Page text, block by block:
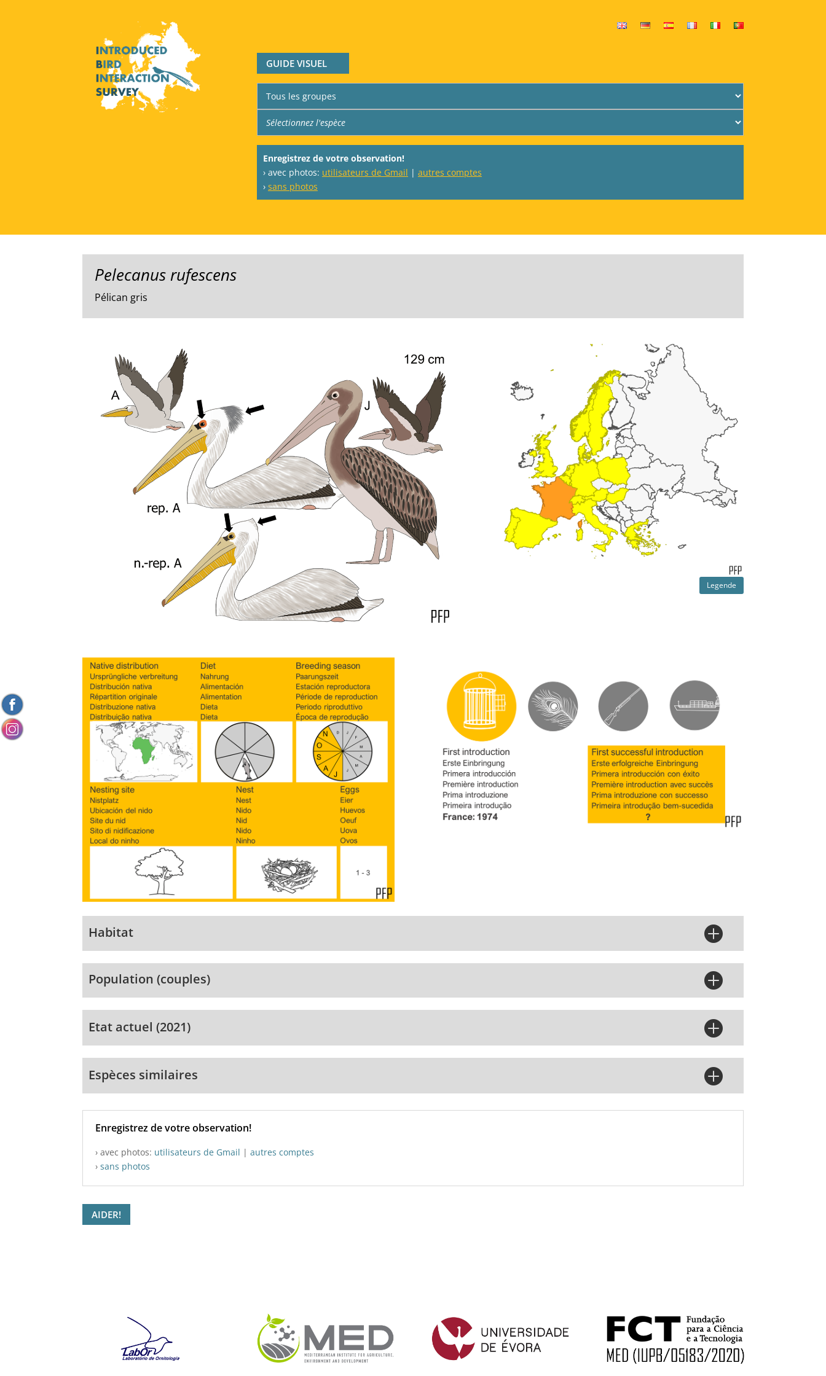
GUIDE VISUEL
Enregistrez de votre observation!
› avec photos: utilisateurs de Gmail | autres comptes
› sans photos
Pelecanus rufescens
Pélican gris
Legende
Habitat 
Population (couples) 
Etat actuel (2021) 
Espèces similaires 
Enregistrez de votre observation!
› avec photos: utilisateurs de Gmail |autres comptes
›sans photos
AIDER!